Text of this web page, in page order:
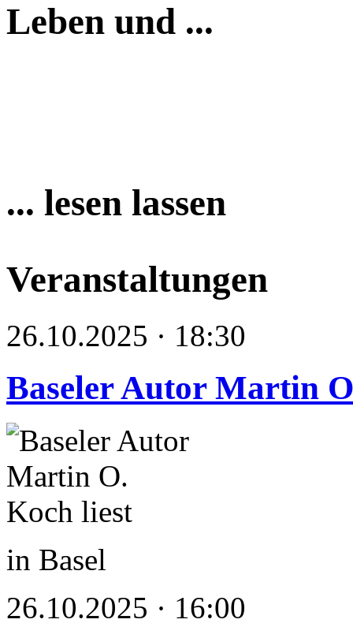
Leben und ...
... lesen lassen
Veranstaltungen
26.10.2025 · 18:30
Baseler Autor Martin
in Basel
26.10.2025 · 16:00